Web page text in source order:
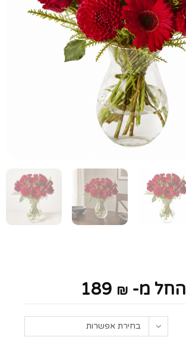
החל מ- 189 ₪
בחירת אפשרות